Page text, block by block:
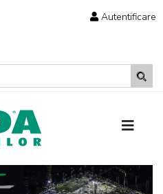
Autentificare